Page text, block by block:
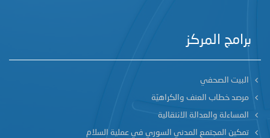
برامج المركز
البيت الصحفي
مرصد خطاب العنف والكراهيّة
المساءلة والعدالة الانتقالية
تمكين المجتمع المدني السوري في عملية السلام